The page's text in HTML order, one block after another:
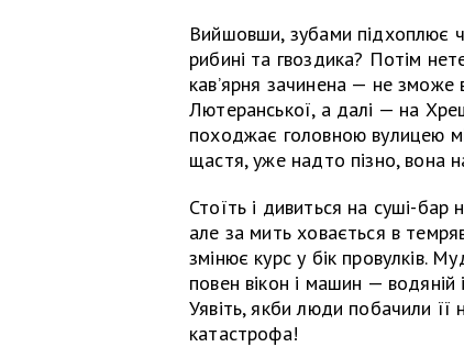
Вийшовши, зубами підхоплює
рибині та гвоздика? Потім
кав’ярня зачинена — не зможе
Лютеранської, а далі — на
походжає головною вулицею
щастя, уже надто пізно, вона
Стоїть і дивиться на суші-бар
але за мить ховається в
змінює курс у бік провулків.
повен вікон і машин —
Уявіть, якби люди побачили
катастрофа!